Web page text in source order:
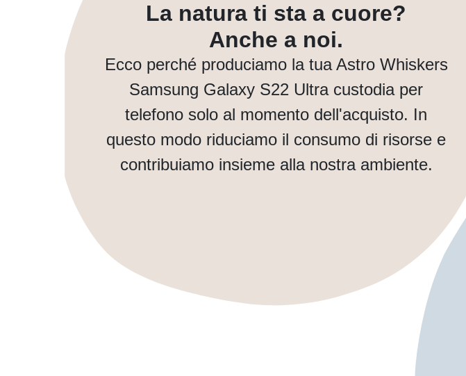
La natura ti sta a cuore?
Anche a noi.
Ecco perché produciamo la tua Astro Whiskers
Samsung Galaxy S22 Ultra custodia per
telefono solo al momento dell'acquisto. In
questo modo riduciamo il consumo di risorse e
contribuiamo insieme alla nostra ambiente.